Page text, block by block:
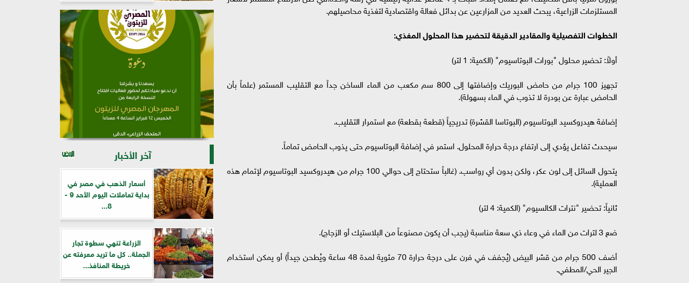
المستلزمات الزراعية، يبحث العديد من المزارعين عن بدائل فعالة واقتصادية لتغذية محاصيلهم.
الخطوات التفصيلية والمقادير الدقيقة لتحضير هذا المحلول المغذي:
أولاً: تحضير محلول "بورات البوتاسيوم" (الكمية: 1 لتر)
تجهيز 100 جرام من حامض البوريك وإضافتها إلى 800 سم مكعب من الماء الساخن جداً مع التقليب المستمر (علماً بأن
الحامض عبارة عن بودرة لا تذوب في الماء بسهولة).
إضافة هيدروكسيد البوتاسيوم (البوتاسا القشرة) تدريجياً (قطعة بقطعة) مع استمرار التقليب.
سيحدث تفاعل يؤدي إلى ارتفاع درجة حرارة المحلول. استمر في إضافة البوتاسيوم حتى يذوب الحامض تماماً.
يتحول السائل إلى لون عكر، ولكن بدون أي رواسب. (غالباً ستحتاج إلى حوالي 100 جرام من هيدروكسيد البوتاسيوم لإتمام هذه
العملية).
ثانياً: تحضير "نترات الكالسيوم" (الكمية: 4 لتر)
ضع 3 لترات من الماء في وعاء ذي سعة مناسبة (يجب أن يكون مصنوعاً من البلاستيك أو الزجاج).
أضف 500 جرام من قشر البيض (يُجفف في فرن على درجة حرارة 70 مئوية لمدة 48 ساعة ويُطحن جيداً) أو يمكن استخدام
الجير الحي/المطفي.
آخر الأخبار
أسعار الذهب في مصر في
بداية تعاملات اليوم الأحد 9 -
8...
الزراعة تنهي سطوة تجار
الجملة.. كل ما تريد معرفته عن
خريطة المنافذ...